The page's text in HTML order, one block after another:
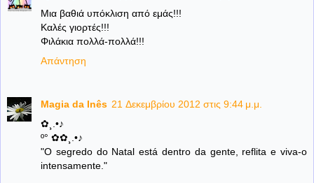
Μια βαθιά υπόκλιση από εμάς!!!
Καλές γιορτές!!!
Φιλάκια πολλά-πολλά!!!
Απάντηση
Magia da Inês 21 Δεκεμβρίου 2012 στις 9:44 μ.μ.
✿¸.•♪
º° ✿✿¸.•♪
"O segredo do Natal está dentro da gente, reflita e viva-o
intensamente."